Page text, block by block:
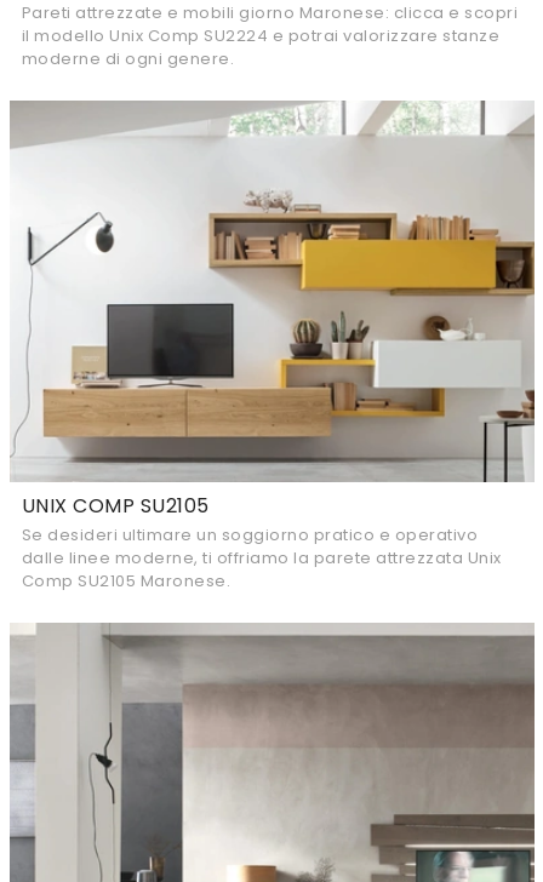
Pareti attrezzate e mobili giorno Maronese: clicca e scopri
il modello Unix Comp SU2224 e potrai valorizzare stanze
moderne di ogni genere.
UNIX COMP SU2105
Se desideri ultimare un soggiorno pratico e operativo
dalle linee moderne, ti offriamo la parete attrezzata Unix
Comp SU2105 Maronese.